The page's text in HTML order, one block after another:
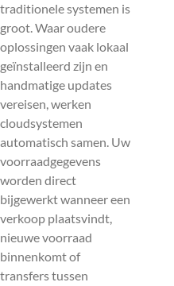
traditionele systemen is
groot. Waar oudere
oplossingen vaak lokaal
geïnstalleerd zijn en
handmatige updates
vereisen, werken
cloudsystemen
automatisch samen. Uw
voorraadgegevens
worden direct
bijgewerkt wanneer een
verkoop plaatsvindt,
nieuwe voorraad
binnenkomt of
transfers tussen